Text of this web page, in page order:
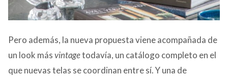
Pero además, la nueva propuesta viene acompañada de
un look másvintagetodavía, un catálogo completo en el
que nuevas telas se coordinan entre sí. Y una de